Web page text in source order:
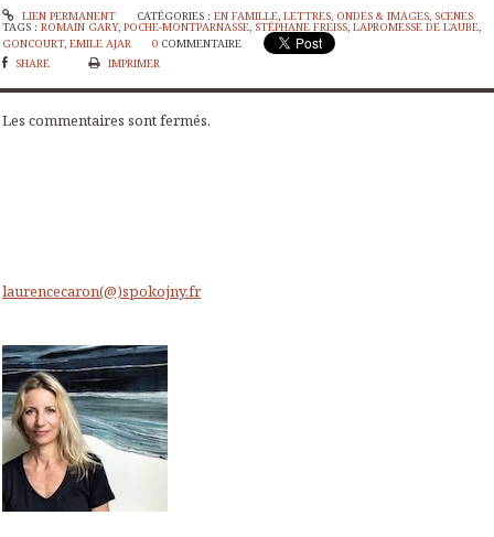
LIEN PERMANENT CATÉGORIES : EN FAMILLE, LETTRES, ONDES & IMAGES, SCENES
TAGS : ROMAIN GARY, POCHE-MONTPARNASSE, STÉPHANE FREISS, LAPROMESSE DE L'AUBE,
GONCOURT, EMILE AJAR 0 COMMENTAIRE
SHARE
IMPRIMER
Les commentaires sont fermés.
laurencecaron(@)spokojny.fr